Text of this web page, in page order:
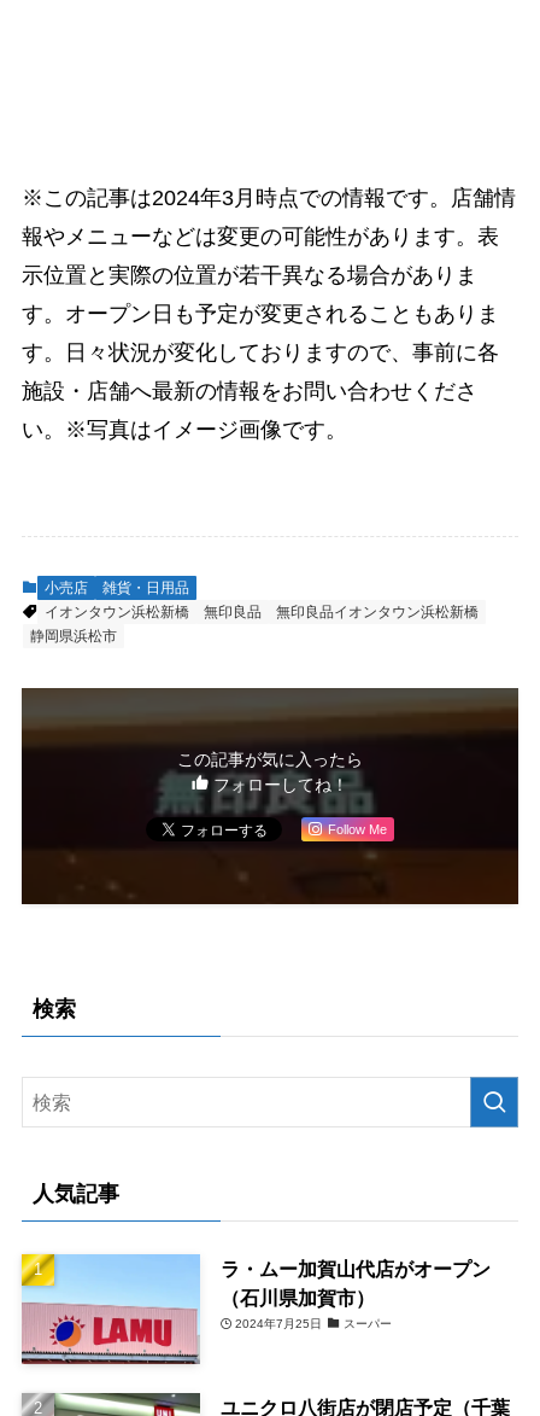
※この記事は2024年3月時点での情報です。店舗情
報やメニューなどは変更の可能性があります。表
示位置と実際の位置が若干異なる場合がありま
す。オープン日も予定が変更されることもありま
す。日々状況が変化しておりますので、事前に各
施設・店舗へ最新の情報をお問い合わせくださ
い。※写真はイメージ画像です。
小売店
雑貨・日用品
イオンタウン浜松新橋
無印良品
無印良品イオンタウン浜松新橋
静岡県浜松市
この記事が気に入ったら
フォローしてね！
Follow Me
検索
人気記事
ラ・ムー加賀山代店がオープン
（石川県加賀市）
2024年7月25日 スーパー
ユニクロ八街店が閉店予定（千葉